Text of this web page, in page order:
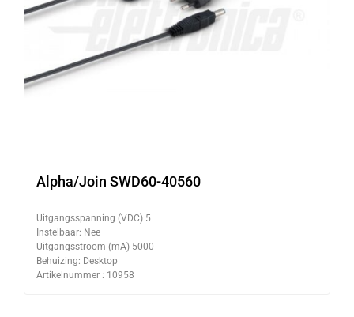
Alpha/Join SWD60-40560
Uitgangsspanning (VDC) 5
Instelbaar: Nee
Uitgangsstroom (mA) 5000
Behuizing: Desktop
Artikelnummer : 10958